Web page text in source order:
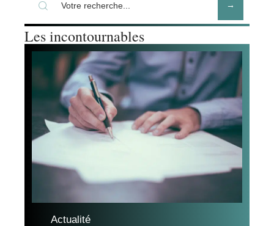
Les incontournables
Actualité